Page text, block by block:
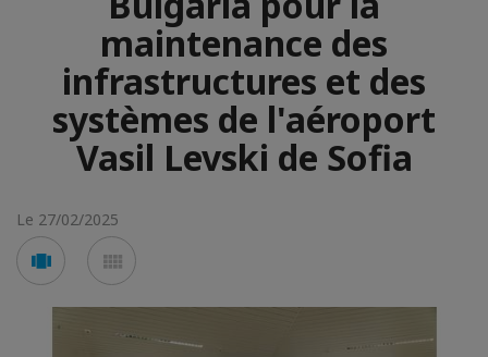
maintenance des
infrastructures et des
systèmes de l'aéroport
Vasil Levski de Sofia
Le 27/02/2025
Voir
en
en